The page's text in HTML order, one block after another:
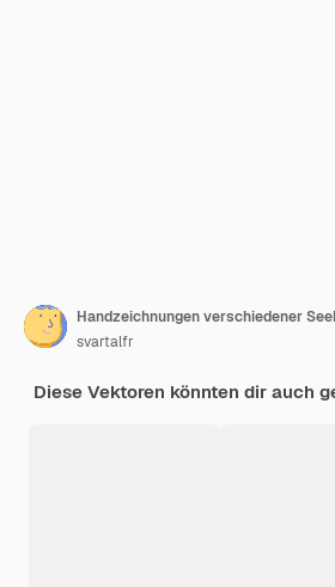
Handzeichnungen verschiedener
svartalfr
Diese Vektoren könnten dir auch